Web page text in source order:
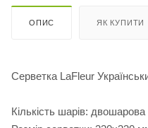
ОПИС ЯК КУПИТИ
Серветка LaFleur
Кількість шарів: двошарова